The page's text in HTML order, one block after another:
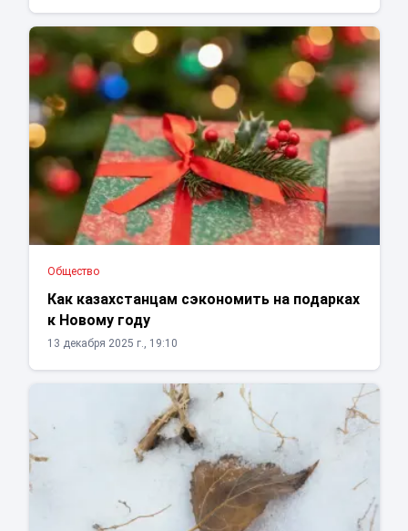
Общество
Как казахстанцам сэкономить на подарках
к Новому году
13 декабря 2025 г., 19:10